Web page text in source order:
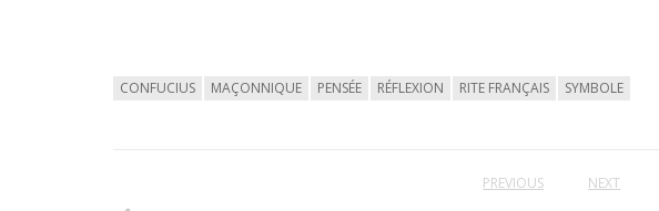
CONFUCIUS MAÇONNIQUE PENSÉE RÉFLEXION RITE FRANÇAIS SYMBOLE
PREVIOUS NEXT